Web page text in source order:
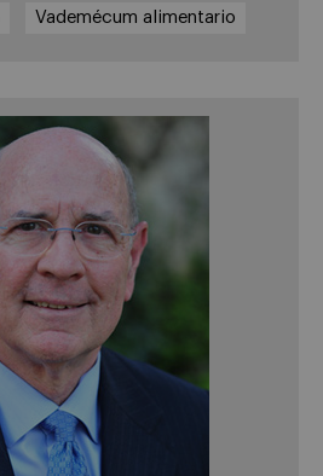
Vademécum alimentario